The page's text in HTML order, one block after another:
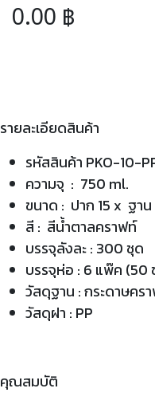
0.00 ฿
รายละเอียดสินค้า
รหัสสินค้า PKO-10-
ความจุ : 750 ml.
ขนาด : ปาก 15 x ฐาน
สี : สีน้ำตาลคราฟท์
บรรจุลังละ : 300 ชุด
บรรจุห่อ : 6 แพ๊ค
วัสดุฐาน : กระดาษคร
วัสดุฝา : PP
คุณสมบัติ